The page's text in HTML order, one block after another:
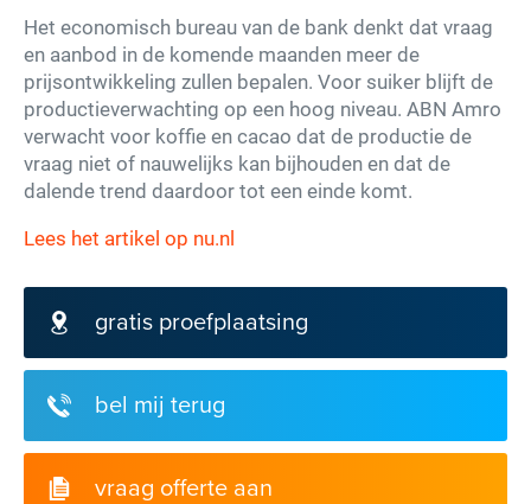
Het economisch bureau van de bank denkt dat vraag
en aanbod in de komende maanden meer de
prijsontwikkeling zullen bepalen. Voor suiker blijft de
productieverwachting op een hoog niveau. ABN Amro
verwacht voor koffie en cacao dat de productie de
vraag niet of nauwelijks kan bijhouden en dat de
dalende trend daardoor tot een einde komt.
Lees het artikel op nu.nl
gratis proefplaatsing
bel mij terug
vraag offerte aan